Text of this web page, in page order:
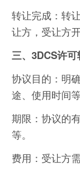
转让完成：转
让方，受让方
三、3DCS许
协议目的：明
途、使用时间等
期限：协议的
等。
费用：受让方